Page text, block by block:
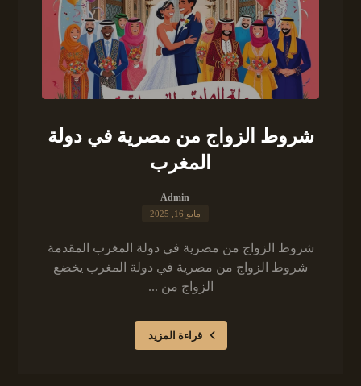
شروط الزواج من مصرية في دولة
المغرب
Admin
مايو 16, 2025
شروط الزواج من مصرية في دولة المغرب المقدمة
شروط الزواج من مصرية في دولة المغرب يخضع
الزواج من ...
قراءة المزيد